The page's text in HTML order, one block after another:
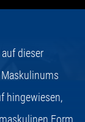
dieser
hingewiesen,
Form